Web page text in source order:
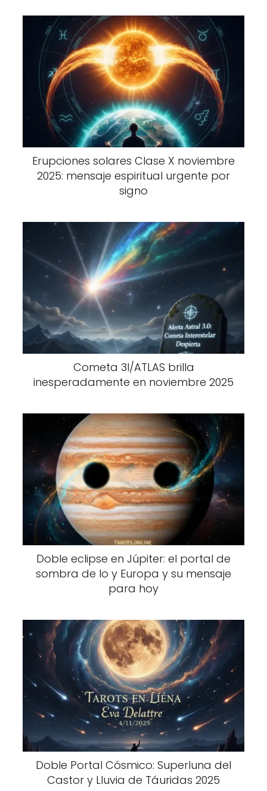
Erupciones solares Clase X noviembre
2025: mensaje espiritual urgente por
signo
Cometa 3I/ATLAS brilla
inesperadamente en noviembre 2025
Doble eclipse en Júpiter: el portal de
sombra de Io y Europa y su mensaje
para hoy
Doble Portal Cósmico: Superluna del
Castor y Lluvia de Táuridas 2025